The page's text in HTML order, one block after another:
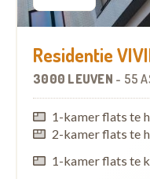
Residentie
3000 LEUVEN - 55
1-kamer flats te
2-kamer flats te
1-kamer flats te